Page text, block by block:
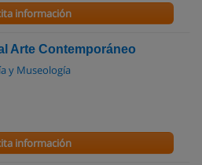
información
Arte Contemporáneo
y Museología
información